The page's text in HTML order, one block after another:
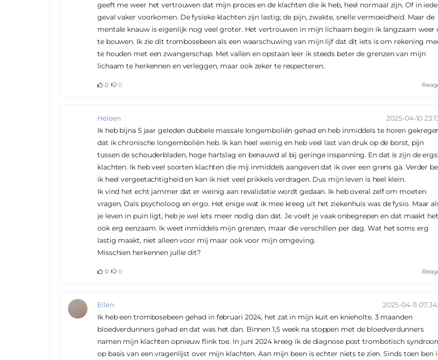
geeft me weer het vertrouwen dat mijn proces en de klachten die ik heb, heel normaal zijn. Of in
geval vaker voorkomen. De fysieke klachten zijn lastig; de pijn, zwakte, snelle vermoeidheid. Maar de
mentale knauw is eigenlijk nog veel groter. Het vertrouwen in mijn lichaam begin ik langzaam weer
te bouwen. Ik zie dit trombosebeen als een waarschuwing van mijn lijf dat dit iets is om rekening
te houden met een zwangerschap. Met vallen en opstaan leer ik steeds beter de grenzen van mijn
lichaam te herkennen en verleggen, maar ook zeker te respecteren.
0 0
Heleen
2025-04-10
Ik heb bijna 5 jaar geleden dubbele massale longemboliën gehad en heb inmiddels te horen
dat ik chronische longemboliën heb. Ik kan heel weinig en heb veel last van druk op de borst, pijn
tussen de schouderbladen, hoge hartslag en benauwd al bij geringe inspanning. En dat is zijn de
klachten. Ik heb veel soorten klachten die mij inmiddels aangeven dat ik over een grens ga. Verder
ik heel vergeetachtigheid en kan ik niet veel prikkels verdragen. Dus mijn leven is heel klein.
Ik vind het echt jammer dat er weinig aan revalidatie wordt gedaan. Ik heb overal zelf om moeten
vragen, Oals psycholoog en ergo. Het enige wat ik mee kreeg uit het ziekenhuis was de fysio. Maar
je leven in puin ligt, heb je wel iets meer nodig dan dat. Je voelt je vaak onbegrepen en dat maakt het
ook erg eenzaam. Ik weet inmiddels mijn grenzen, maar die verschillen per dag. Wat het soms erg
lastig maakt, niet alleen voor mij maar ook voor mijn omgeving.
Misschien herkennen jullie dit?
0 0
Ellen
2025-04-11
Ik heb een trombosebeen gehad in februari 2024, het zat in mijn kuit en knieholte. 3 maanden
bloedverdunners gehad en dat was het dan. Binnen 1,5 week na stoppen met de bloedverdunners
namen mijn klachten opnieuw flink toe. In juni 2024 kreeg ik de diagnose post trombotisch
op basis van een vragenlijst over mijn klachten. Aan mijn been is echter niets te zien. Sinds toen ben